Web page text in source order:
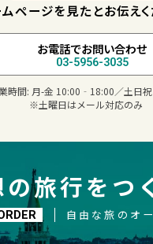
ページを見たとお伝えく
お電話でお問い合わせ
03-5956-3035
時間: 月-金 10:00‐18:00／土日
※土曜日はメール対応のみ
旅行をつ
自由な旅のオ